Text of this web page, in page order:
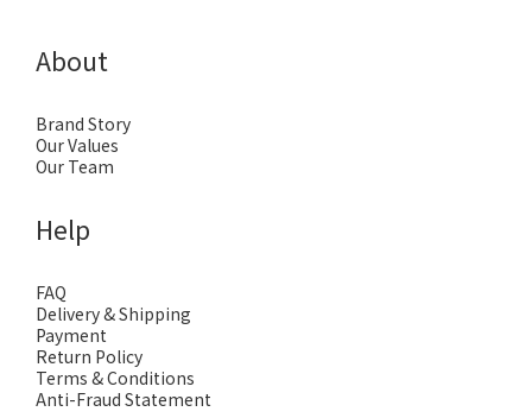
About
Brand Story
Our Values
Our Team
Help
FAQ
Delivery & Shipping
Payment
Return Policy
Terms & Conditions
Anti-Fraud Statement